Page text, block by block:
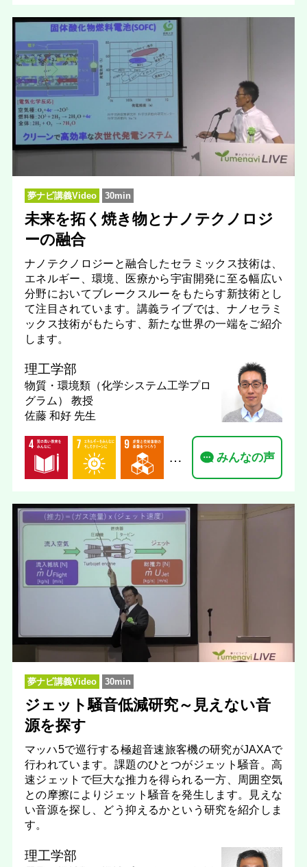
夢ナビ講義Video 30min
未来を拓く焼き物とナノテクノロジ
ーの融合
ナノテクノロジーと融合したセラミックス技術は、
エネルギー、環境、医療から宇宙開発に至る幅広い
分野においてブレークスルーをもたらす新技術とし
て注目されています。講義ライブでは、ナノセラミ
ックス技術がもたらす、新たな世界の一端をご紹介
します。
理工学部
物質・環境類（化学システム工学プロ
グラム） 教授
佐藤 和好 先生
… みんなの声
夢ナビ講義Video 30min
ジェット騒音低減研究～見えない音
源を探す
マッハ5で巡行する極超音速旅客機の研究がJAXAで
行われています。課題のひとつがジェット騒音。高
速ジェットで巨大な推力を得られる一方、周囲空気
との摩擦によりジェット騒音を発生します。見えな
い音源を探し、どう抑えるかという研究を紹介しま
す。
理工学部